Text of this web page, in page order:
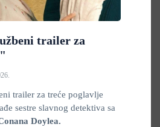
trailer za
trailer za treće poglavlje
sestre slavnog detektiva sa
Doylea.